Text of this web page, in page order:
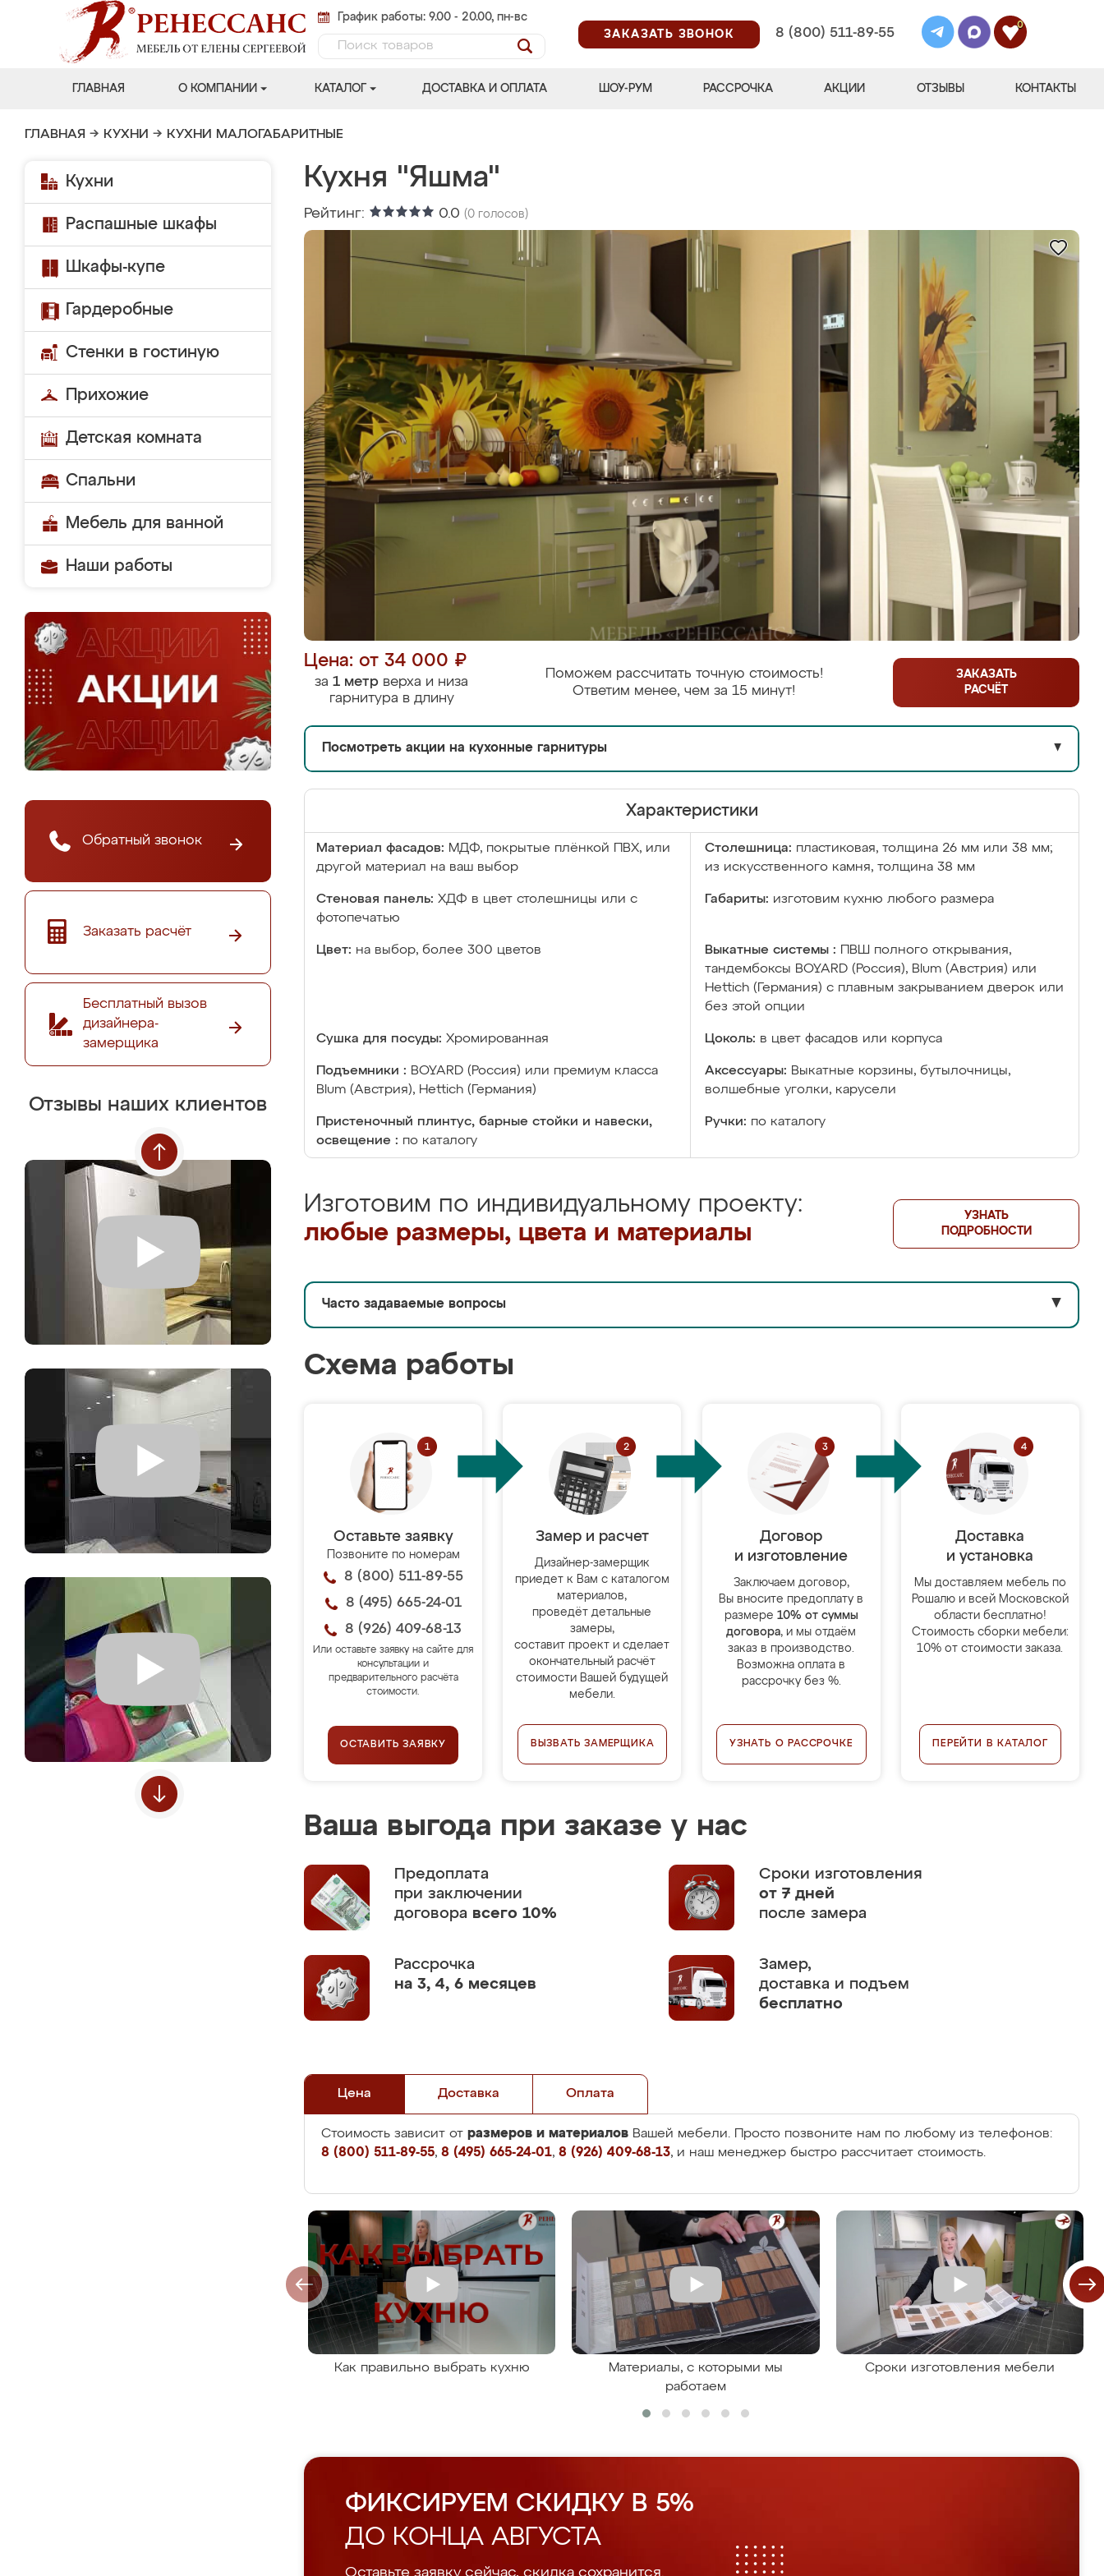
График работы: 9.00 - 20.00, пн-вс
ЗАКАЗАТЬ ЗВОНОК
8 (800) 511-89-55
0
ГЛАВНАЯ О КОМПАНИИ КАТАЛОГ ДОСТАВКА И ОПЛАТА ШОУ-РУМ РАССРОЧКА АКЦИИ ОТЗЫВЫ КОНТАКТЫ
ГЛАВНАЯ → КУХНИ → КУХНИ МАЛОГАБАРИТНЫЕ
Кухни
Распашные шкафы
Шкафы-купе
Гардеробные
Стенки в гостиную
Прихожие
Детская комната
Спальни
Мебель для ванной
Наши работы
Обратный звонок
Заказать расчёт
Бесплатный вызов
дизайнера-
замерщика
Отзывы наших клиентов
Кухня "Яшма"
Рейтинг: 0.0 (0 голосов)
Цена: от 34 000 ₽
за 1 метр верха и низа
гарнитура в длину
Поможем рассчитать точную стоимость!
Ответим менее, чем за 15 минут!
ЗАКАЗАТЬ
РАСЧЁТ
Посмотреть акции на кухонные гарнитуры ▼
Характеристики
Материал фасадов: МДФ, покрытые плёнкой ПВХ, или
другой материал на ваш выбор
Столешница: пластиковая, толщина 26 мм или 38 мм;
из искусственного камня, толщина 38 мм
Стеновая панель: ХДФ в цвет столешницы или с
фотопечатью
Габариты: изготовим кухню любого размера
Цвет: на выбор, более 300 цветов Выкатные системы :
ПВШ полного открывания,
тандембоксы BOYARD (Россия), Blum (Австрия) или
Hettich (Германия) с плавным закрыванием дверок или
без этой опции
Сушка для посуды: Хромированная Цоколь: в цвет фасадов или корпуса
Подъемники : BOYARD (Россия) или премиум класса
Blum (Австрия), Hettich (Германия)
Аксессуары: Выкатные корзины, бутылочницы,
волшебные уголки, карусели
Пристеночный плинтус, барные стойки и навески,
освещение : по каталогу
Ручки: по каталогу
Изготовим по индивидуальному проекту:
любые размеры, цвета и материалы
УЗНАТЬ
ПОДРОБНОСТИ
Часто задаваемые вопросы ▼
Схема работы
Оставьте заявку
Позвоните по номерам
8 (800) 511-89-55
8 (495) 665-24-01
8 (926) 409-68-13
Или оставьте заявку на сайте для
консультации и
предварительного расчёта
стоимости.
ОСТАВИТЬ ЗАЯВКУ
Замер и расчет
Дизайнер-замерщик
приедет к Вам с каталогом
материалов,
проведёт детальные
замеры,
составит проект и сделает
окончательный расчёт
стоимости Вашей будущей
мебели.
ВЫЗВАТЬ ЗАМЕРЩИКА
Договор
и изготовление
Заключаем договор,
Вы вносите предоплату в
размере 10% от суммы
договора, и мы отдаём
заказ в производство.
Возможна оплата в
рассрочку без %.
УЗНАТЬ О РАССРОЧКЕ
Доставка
и установка
Мы доставляем мебель по
Рошалю и всей Московской
области бесплатно!
Стоимость сборки мебели:
10% от стоимости заказа.
ПЕРЕЙТИ В КАТАЛОГ
Ваша выгода при заказе у нас
Предоплата
при заключении
договора всего 10%
Сроки изготовления
от 7 дней
после замера
Рассрочка
на 3, 4, 6 месяцев
Замер,
доставка и подъем
бесплатно
Цена Доставка Оплата
Стоимость зависит от размеров и материалов Вашей мебели. Просто позвоните нам по любому из телефонов:
8 (800) 511-89-55, 8 (495) 665-24-01, 8 (926) 409-68-13, и наш менеджер быстро рассчитает стоимость.
Как правильно выбрать кухню
Материалы, с которыми мы
работаем
Сроки изготовления мебели
ФИКСИРУЕМ СКИДКУ В 5%
ДО КОНЦА АВГУСТА
Оставьте заявку сейчас, скидка сохранится.